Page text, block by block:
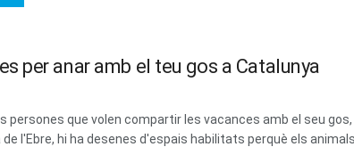
per anar amb el teu gos a Catalunya
persones que volen compartir les vacances amb el seu
l'Ebre, hi ha desenes d'espais habilitats perquè els animals